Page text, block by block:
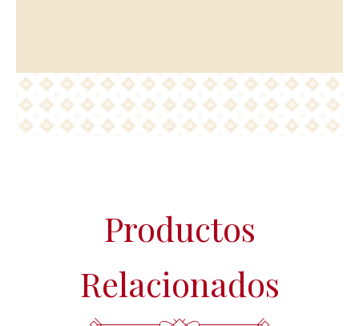
Protección de Datos (www.agpd.es).
Más información del tratamiento en la
Política de privacidad.
Productos
Relacionados